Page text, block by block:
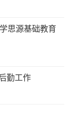
思源基础教育
勤工作